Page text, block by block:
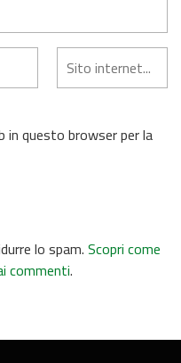
in questo browser per la
lo spam.Scopri come
commenti.